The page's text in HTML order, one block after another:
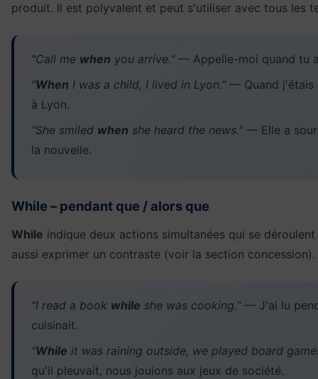
produit. Il est polyvalent et peut s'utiliser avec tous les
"Call me when you arrive." — Appelle-moi quand tu
"When I was a child, I lived in Lyon." — Quand j'étais
à Lyon.
"She smiled when she heard the news." — Elle a
la nouvelle.
While – pendant que / alors que
While indique deux actions simultanées qui se
aussi exprimer un contraste (voir la section concession).
"I read a book while she was cooking." — J'ai lu
cuisinait.
"While it was raining outside, we played board
qu'il pleuvait, nous jouions aux jeux de société.